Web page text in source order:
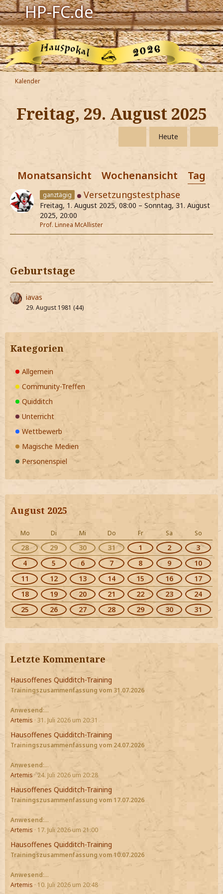
HP-FC.de
Navigation
Harry Potter
Der HP-FC
Hogwarts
Zauberwelt
Jetzt Fanclub-Mitglied werden!
Kalender
Freitag, 29. August 2025
Heute
Monatsansicht Wochenansicht
ganztägig Versetzungstestphase
Freitag, 1. August 2025, 08:00 – Sonntag, 31. August
2025, 20:00
Prof. Linnea McAllister
Geburtstage
iavas
29. August 1981 (44)
Kategorien
Allgemein
Community-Treffen
Quidditch
Unterricht
Wettbewerb
Magische Medien
Personenspiel
August 2025
Mo Di Mi Do Fr Sa So
28 29 30 31 1 2
3
4
5 6 7 8 9
10
11
12 13 14 15 16
17
18
19 20 21 22 23
24
25
26 27 28 29 30 31
Letzte Kommentare
Hausoffenes Quidditch-Training
Trainingszusammenfassung vom 31.07.2026
Anwesend:…
Artemis 31. Juli 2026 um 20:31
Hausoffenes Quidditch-Training
Trainingszusammenfassung vom 24.07.2026
Anwesend:…
Artemis 24. Juli 2026 um 20:28
Hausoffenes Quidditch-Training
Trainingszusammenfassung vom 17.07.2026
Anwesend:…
Artemis
17. Juli 2026 um 21:00
Hausoffenes Quidditch-Training
Trainingszusammenfassung vom 10.07.2026
Anwesend:…
Artemis
10. Juli 2026 um 20:48